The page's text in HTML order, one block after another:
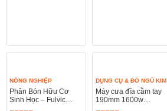
NÔNG NGHIỆP
Phân Bón Hữu Cơ
Sinh Học – Fulvic
HẾT HÀNG
DỤNG CỤ & ĐỒ NGŨ KIM
Máy cưa đĩa cầm tay
190mm 1600w